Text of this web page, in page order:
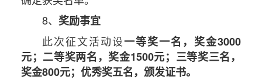
8、 奖励事宜
此次征文活动设一等奖一名，奖金3000
元；二等奖两名，奖金1500元；三等奖三名，
奖金800元；优秀奖五名，颁发证书。